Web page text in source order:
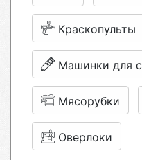
Краскопульты
Машинки для
Мясорубки
Оверлоки